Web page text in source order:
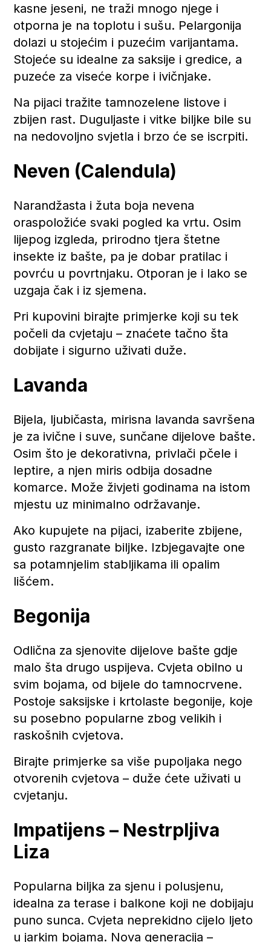
kasne jeseni, ne traži mnogo njege i
otporna je na toplotu i sušu. Pelargonija
dolazi u stojećim i puzećim varijantama.
Stojeće su idealne za saksije i gredice, a
puzeće za viseće korpe i ivičnjake.
Na pijaci tražite tamnozelene listove i
zbijen rast. Duguljaste i vitke biljke bile su
na nedovoljno svjetla i brzo će se iscrpiti.
Neven (Calendula)
Narandžasta i žuta boja nevena
oraspoložiće svaki pogled ka vrtu. Osim
lijepog izgleda, prirodno tjera štetne
insekte iz bašte, pa je dobar pratilac i
povrću u povrtnjaku. Otporan je i lako se
uzgaja čak i iz sjemena.
Pri kupovini birajte primjerke koji su tek
počeli da cvjetaju – znaćete tačno šta
dobijate i sigurno uživati duže.
Lavanda
Bijela, ljubičasta, mirisna lavanda savršena
je za ivične i suve, sunčane dijelove bašte.
Osim što je dekorativna, privlači pčele i
leptire, a njen miris odbija dosadne
komarce. Može živjeti godinama na istom
mjestu uz minimalno održavanje.
Ako kupujete na pijaci, izaberite zbijene,
gusto razgranate biljke. Izbjegavajte one
sa potamnjelim stabljikama ili opalim
lišćem.
Begonija
Odlična za sjenovite dijelove bašte gdje
malo šta drugo uspijeva. Cvjeta obilno u
svim bojama, od bijele do tamnocrvene.
Postoje saksijske i krtolaste begonije, koje
su posebno popularne zbog velikih i
raskošnih cvjetova.
Birajte primjerke sa više pupoljaka nego
otvorenih cvjetova – duže ćete uživati u
cvjetanju.
Impatijens – Nestrpljiva
Liza
Popularna biljka za sjenu i polusjenu,
idealna za terase i balkone koji ne dobijaju
puno sunca. Cvjeta neprekidno cijelo ljeto
u jarkim bojama. Nova generacija –